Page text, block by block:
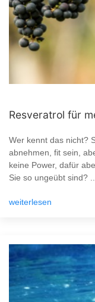
Resveratrol für
Wer kennt das nicht?
abnehmen, fit sein,
keine Power, dafür
Sie so ungeübt sind?
weiterlesen